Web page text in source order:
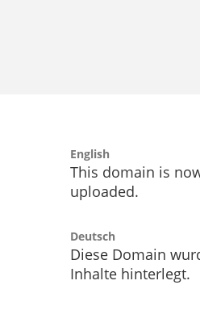
English
This domain is
uploaded.
Deutsch
Diese Domain
Inhalte hinterlegt.